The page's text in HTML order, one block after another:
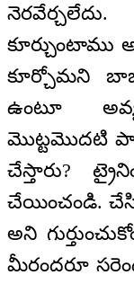
కూర్చుంటాము
కూర్చోమని
ఉంటూ
మొట్టమొదటి
చేస్తారు?
చేయించండి.
అని
మీరందరూ